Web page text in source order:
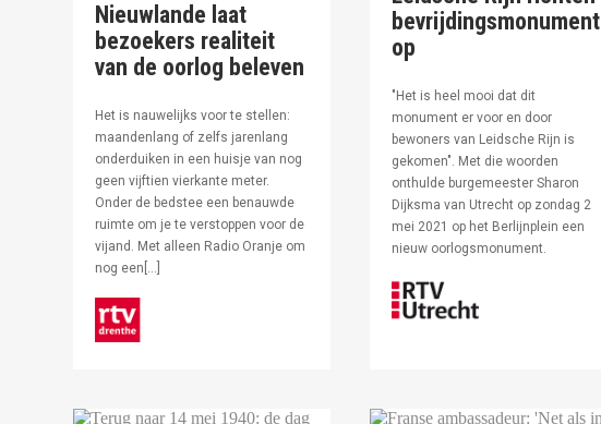
Nieuwlande laat
bezoekers realiteit
van de oorlog beleven
Het is nauwelijks voor te stellen:
maandenlang of zelfs jarenlang
onderduiken in een huisje van nog
geen vijftien vierkante meter.
Onder de bedstee een benauwde
ruimte om je te verstoppen voor de
vijand. Met alleen Radio Oranje om
nog een[…]
bevrijdingsmonument
op
"Het is heel mooi dat dit
monument er voor en door
bewoners van Leidsche Rijn is
gekomen". Met die woorden
onthulde burgemeester Sharon
Dijksma van Utrecht op zondag 2
mei 2021 op het Berlijnplein een
nieuw oorlogsmonument.